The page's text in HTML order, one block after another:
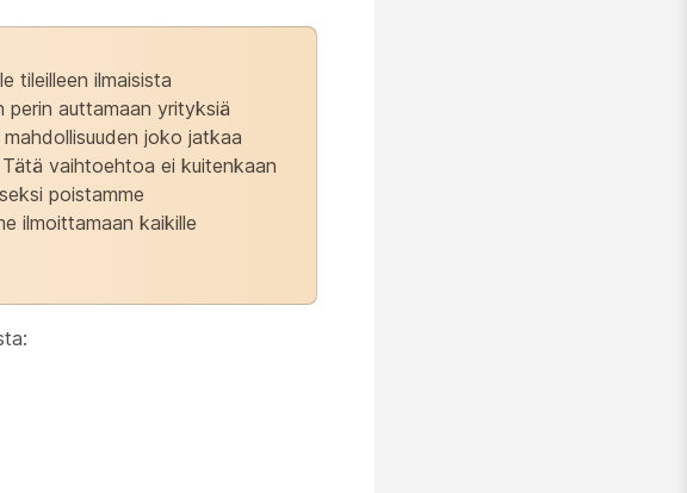
tileilleen ilmaisista
perin auttamaan yrityksiä
joko jatkaa
vaihtoehtoa ei kuitenkaan
poistamme
ilmoittamaan kaikille